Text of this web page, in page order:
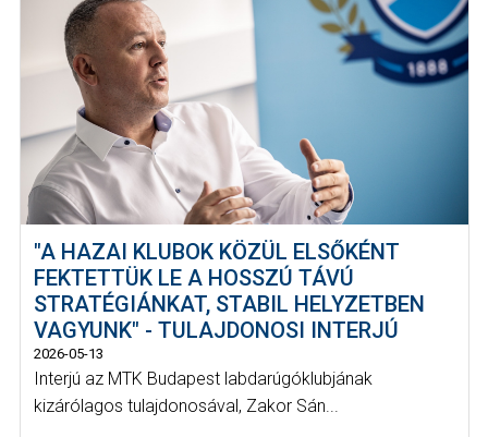
"A HAZAI KLUBOK KÖZÜL ELSŐKÉNT
FEKTETTÜK LE A HOSSZÚ TÁVÚ
STRATÉGIÁNKAT, STABIL HELYZETBEN
VAGYUNK" - TULAJDONOSI INTERJÚ
2026-05-13
Interjú az MTK Budapest labdarúgóklubjának
kizárólagos tulajdonosával, Zakor Sán...